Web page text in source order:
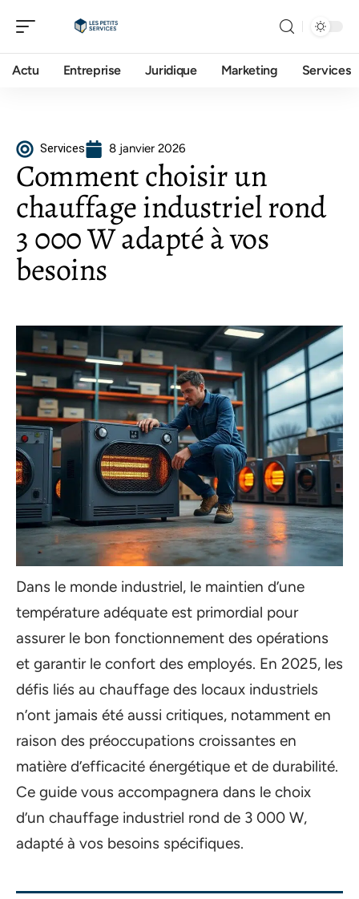
Actu Entreprise Juridique Marketing Services
Services 8 janvier 2026
Comment choisir un
chauffage industriel rond
3 000 W adapté à vos
besoins
Dans le monde industriel, le maintien d’une
température adéquate est primordial pour
assurer le bon fonctionnement des opérations
et garantir le confort des employés. En 2025, les
défis liés au chauffage des locaux industriels
n’ont jamais été aussi critiques, notamment en
raison des préoccupations croissantes en
matière d’efficacité énergétique et de durabilité.
Ce guide vous accompagnera dans le choix
d’un chauffage industriel rond de 3 000 W,
adapté à vos besoins spécifiques.